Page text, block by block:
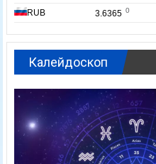
Калейдоскоп